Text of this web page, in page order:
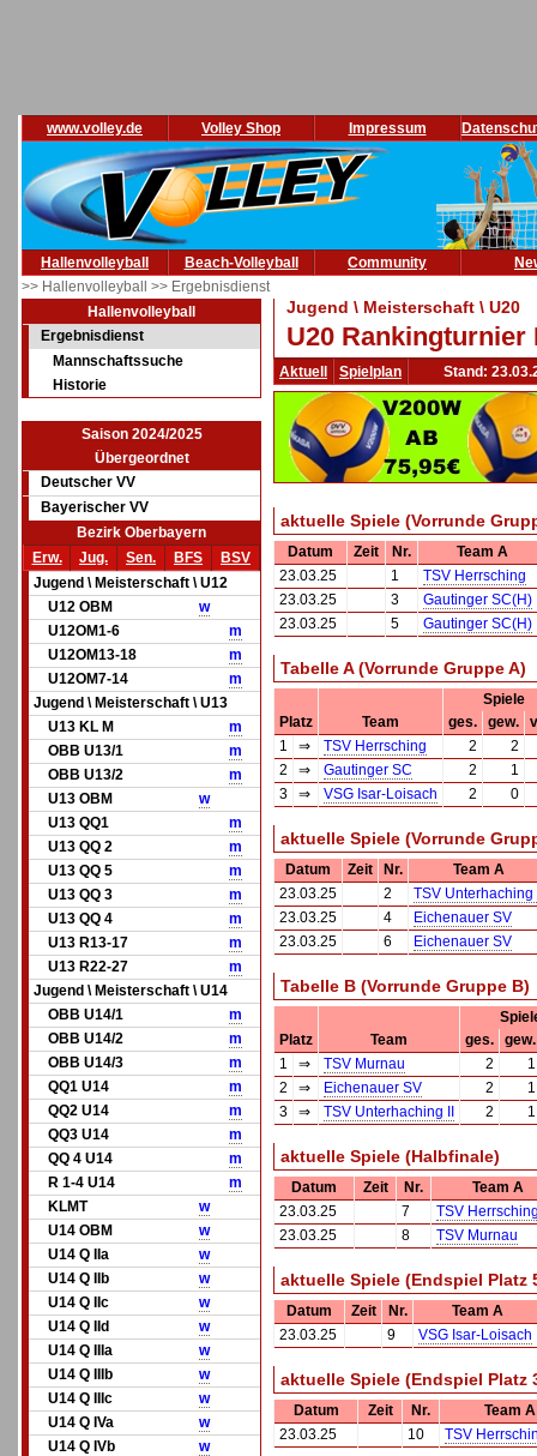
www.volley.de Volley Shop Impressum
Hallenvolleyball Beach-Volleyball Community
>> Hallenvolleyball >> Ergebnisdienst
Hallenvolleyball
Ergebnisdienst
Mannschaftssuche
Historie
Saison 2024/2025
Übergeordnet
Deutscher VV
Bayerischer VV
Bezirk Oberbayern
Erw.
Jug. Sen. BFS
BSV
Jugend \ Meisterschaft \ U12
U12 OBM
w
U12OM1-6
m
U12OM13-18
m
U12OM7-14
m
Jugend \ Meisterschaft \ U13
U13 KL M
m
OBB U13/1
m
OBB U13/2
m
U13 OBM
w
U13 QQ1
m
U13 QQ 2
m
U13 QQ 5
m
U13 QQ 3
m
U13 QQ 4
m
U13 R13-17
m
U13 R22-27
m
Jugend \ Meisterschaft \ U14
OBB U14/1
m
OBB U14/2
m
OBB U14/3
m
QQ1 U14
m
QQ2 U14
m
QQ3 U14
m
QQ 4 U14
m
R 1-4 U14
m
KLMT
w
U14 OBM
w
U14 Q IIa
w
U14 Q IIb
w
U14 Q IIc
w
U14 Q IId
w
U14 Q IIIa
w
U14 Q IIIb
w
U14 Q IIIc
w
U14 Q IVa
w
U14 Q IVb
w
Jugend \ Meisterschaft \ U20
U20 Rankingturnier
Aktuell Spielplan Stand:
aktuelle Spiele (Vorrunde
Datum Zeit Nr.
Team A
23.03.25
1
TSV Herrsching
23.03.25
3
Gautinger SC(H)
23.03.25
5 Gautinger SC(H)
Tabelle A (Vorrunde Gruppe A)
Spiele
Platz
Team ges. gew.
1
⇒ TSV Herrsching 2
2
2
⇒ Gautinger SC 2
1
3
⇒ VSG Isar-Loisach 2 0
aktuelle Spiele (Vorrunde
Datum Zeit Nr.
Team A
23.03.25
2
TSV Unterhaching
23.03.25
4
Eichenauer SV
23.03.25
6 Eichenauer SV
Tabelle B (Vorrunde Gruppe B)
Platz
Team ges.
gew.
1
⇒ TSV Murnau 2
1
2
⇒ Eichenauer SV 2
1
3
⇒ TSV Unterhaching II 2 1
aktuelle Spiele (Halbfinale)
Datum Zeit Nr.
Team A
23.03.25
7
TSV
23.03.25
8 TSV Murnau
aktuelle Spiele (Endspiel Platz
Datum Zeit Nr.
Team A
23.03.25
9 VSG Isar-Loisach
aktuelle Spiele (Endspiel Platz
Datum Zeit Nr.
Team A
23.03.25
10 TSV